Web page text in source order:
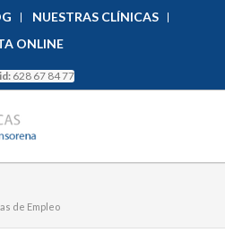
NUESTRAS CLÍNICAS
ONLINE
628 67 84 77
de Empleo